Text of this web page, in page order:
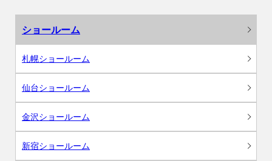
ショールーム
札幌ショールーム
仙台ショールーム
金沢ショールーム
新宿ショールーム